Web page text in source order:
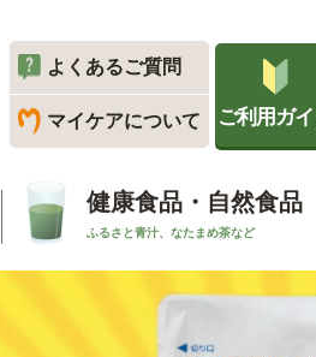
よくあるご質問
マイケアについて ご利用ガ
健康食品・自然食品
ふるさと青汁、なたまめ茶など